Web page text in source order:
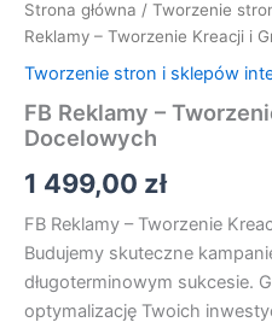
Strona główna / Tworzenie
Reklamy – Tworzenie Kreacji i
Tworzenie stron i sklepów
FB Reklamy –
Docelowych
1 499,00 zł
FB Reklamy – Tworzenie
Budujemy skuteczne
długoterminowym sukcesie.
optymalizację Twoich